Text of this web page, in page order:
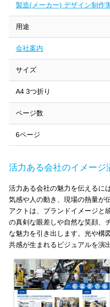
製造(メーカー) デザイン制作
用途
会社案内
サイズ
A4 3つ折り
ページ数
6ページ
活力ある会社のイメージ
活力ある会社の魅力を伝えるに
気感や人の動き、現場の熱量が
アクトは、ブランドイメージと
の真剣な眼差しや自然な笑顔、
な魅力を引き出します。光や構
共感が生まれるビジュアルを演